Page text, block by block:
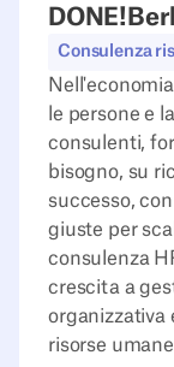
Consulenza
le persone e
consulenti,
bisogno, su
successo,
giuste per
consulenza
crescita a
organizzativa
risorse